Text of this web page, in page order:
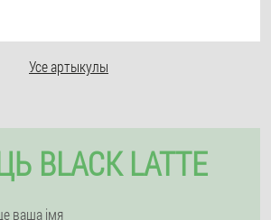
Усе артыкулы
BLACK LATTE
ваша імя